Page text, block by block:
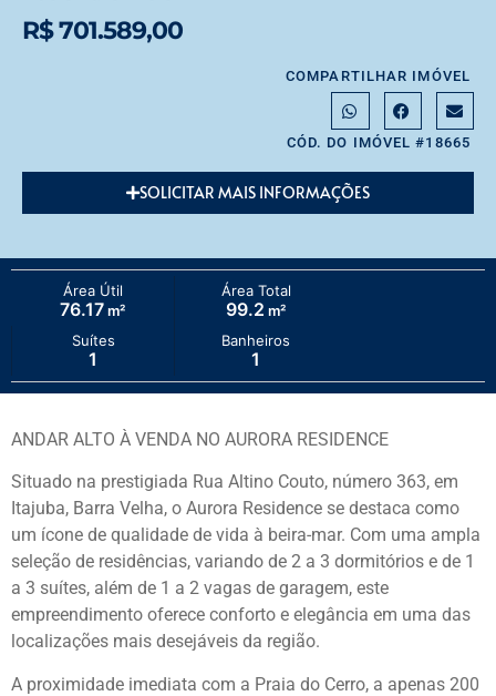
R$ 701.589,00
COMPARTILHAR IMÓVEL
CÓD. DO IMÓVEL #18665
SOLICITAR MAIS INFORMAÇÕES
Área Útil
76.17 m²
Área Total
99.2 m²
Suítes
1
Banheiros
1
ANDAR ALTO À VENDA NO AURORA RESIDENCE
Situado na prestigiada Rua Altino Couto, número 363, em
Itajuba, Barra Velha, o Aurora Residence se destaca como
um ícone de qualidade de vida à beira-mar. Com uma ampla
seleção de residências, variando de 2 a 3 dormitórios e de 1
a 3 suítes, além de 1 a 2 vagas de garagem, este
empreendimento oferece conforto e elegância em uma das
localizações mais desejáveis da região.
A proximidade imediata com a Praia do Cerro, a apenas 200